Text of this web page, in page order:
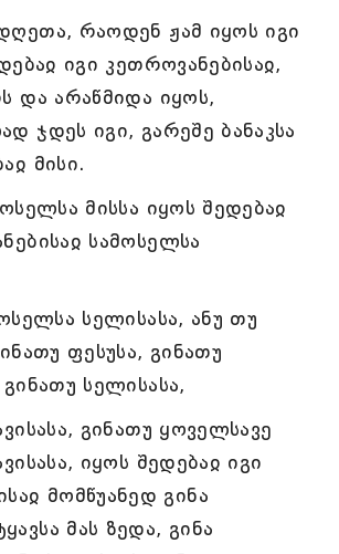
რაოდენ ჟამ იყოს იგი
იგი კეთროვანებისაჲ,
და არაწმიდა იყოს,
ჯდეს იგი, გარეშე ბანაკსა
მისი.
მისსა იყოს შედებაჲ
სამოსელსა
სელისასა, ანუ თუ
ფესუსა, გინათუ
სელისასა,
გინათუ ყოველსავე
იყოს შედებაჲ იგი
მომწუანედ გინა
მას ზედა, გინა